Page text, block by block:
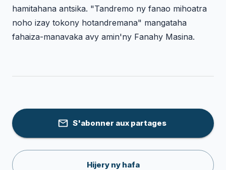
hamitahana antsika. "Tandremo ny fanao mihoatra
noho izay tokony hotandremana" mangataha
fahaiza-manavaka avy amin'ny Fanahy Masina.
S'abonner aux partages
Hijery ny hafa